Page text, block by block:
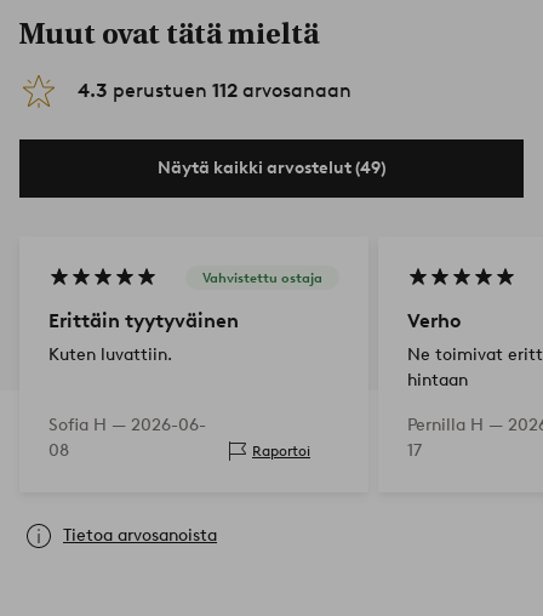
Muut ovat tätä mieltä
4.3 perustuen 112 arvosanaan
Näytä kaikki arvostelut (49)
Vahvistettu ostaja
Erittäin tyytyväinen
Kuten luvattiin.
Sofia H — 2026-06-
08
Raportoi
Verho
Ne toimivat
hintaan
Pernilla H —
17
Tietoa arvosanoista